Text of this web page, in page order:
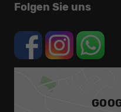
Folgen Sie uns